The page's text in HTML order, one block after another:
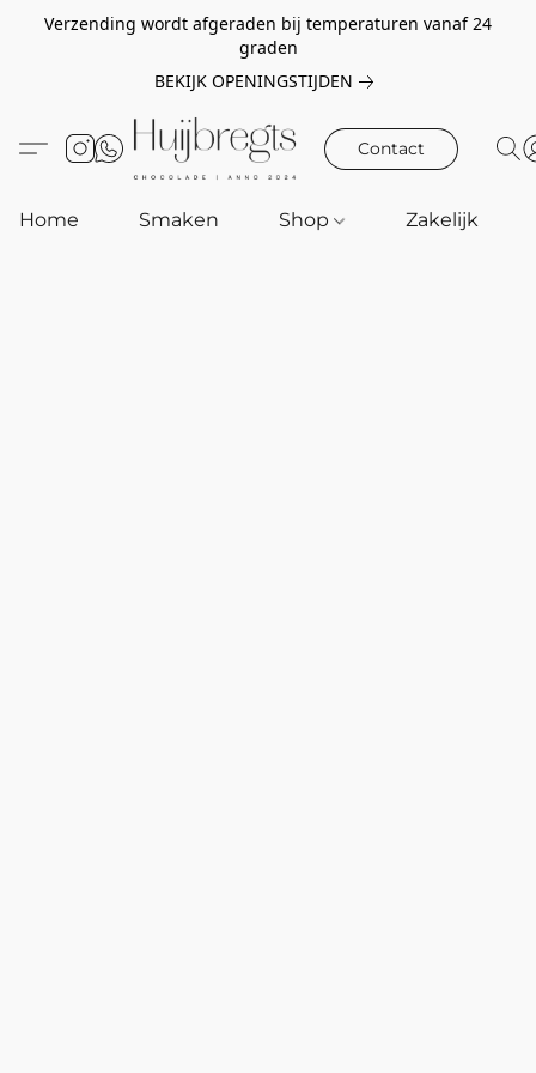
Verzending wordt afgeraden bij temperaturen vanaf 24
graden
BEKIJK OPENINGSTIJDEN
Contact
Home Smaken Shop Zakelijk